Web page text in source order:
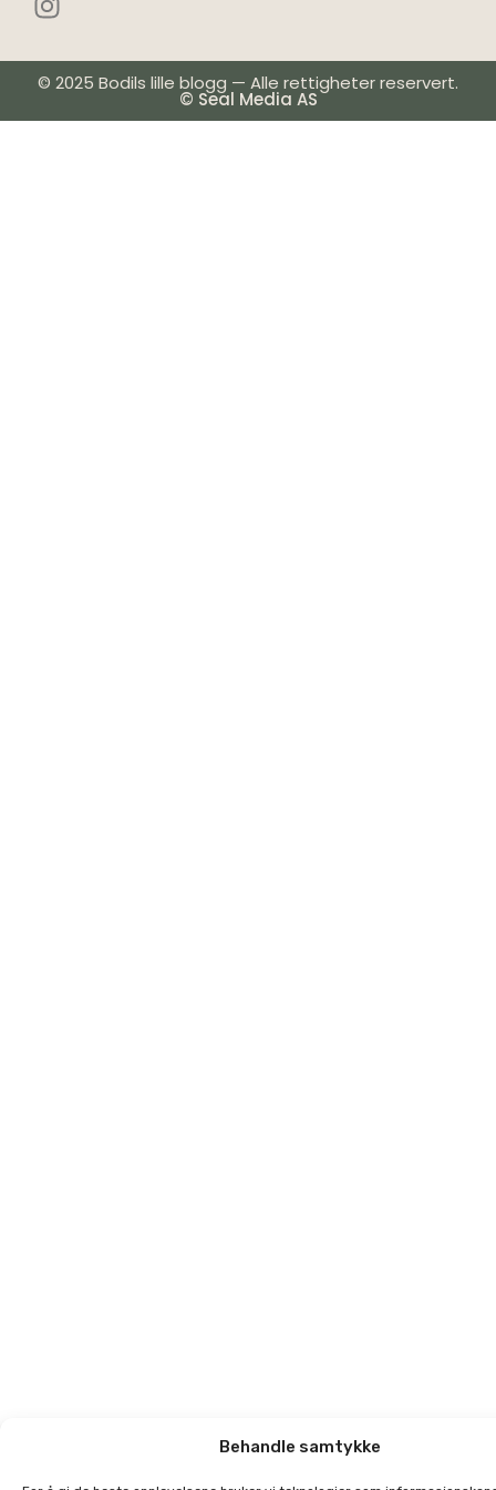
Behandle samtykke
© 2025 Bodils lille blogg — Alle rettigheter reservert.
© Seal Media AS